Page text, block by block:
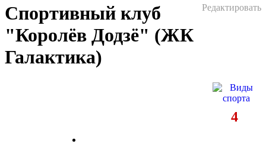
Редактировать
Спортивный клуб
"Королёв Додзё" (ЖК
Галактика)
4